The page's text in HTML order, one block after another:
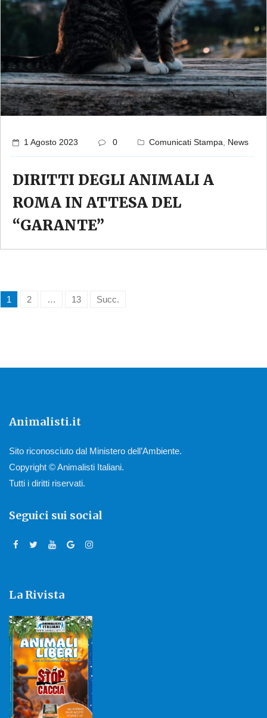
1 Agosto 2023 0 Comunicati Stampa News
DIRITTI DEGLI ANIMALI A
ROMA IN ATTESA DEL
“GARANTE”
1 2 … 13 Succ.
Animalisti.it
Sito riconosciuto dal Ministero dell’Ambiente.
Copyright © Animalisti Italiani.
Tutti i diritti riservati.
Seguici sui social
La Rivista